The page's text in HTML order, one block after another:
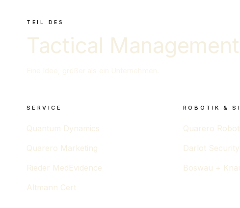
TEIL DES
Tactical
SERVICE
Quantum Dynamics
Quarero Marketing
Rieder MedEvidence
Altmann Cert
ROBOTIK &
Quarero
Darlot Security
Boswau +